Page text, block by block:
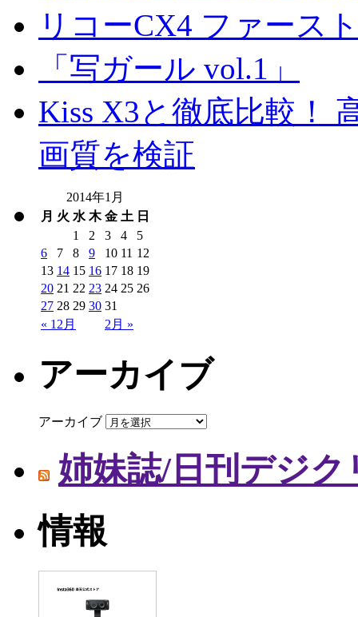
リコーCX4 ファース
「写ガール vol.1」
Kiss X3と徹底比較！
画質を検証
2014年1月
月 火 水 木 金 土 日
« 12月 2月 »
1 2 3 4
5
6
7 8 9 10 11 12
13 14 15 16 17 18 19
20 21 22 23 24 25 26
27 28 29 30 31
アーカイブ
アーカイブ
姉妹誌/日刊デジク
情報